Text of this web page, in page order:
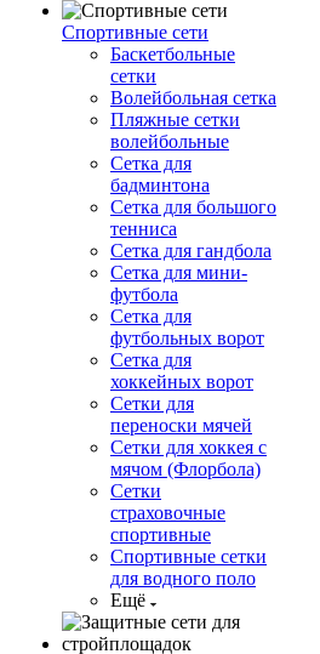
Спортивные сети
Баскетбольные
сетки
Волейбольная сетка
Пляжные сетки
волейбольные
Сетка для
бадминтона
Сетка для большого
тенниса
Сетка для гандбола
Сетка для мини-
футбола
Сетка для
футбольных ворот
Сетка для
хоккейных ворот
Сетки для
переноски мячей
Сетки для хоккея с
мячом (Флорбола)
Сетки
страховочные
спортивные
Спортивные сетки
для водного поло
Ещё